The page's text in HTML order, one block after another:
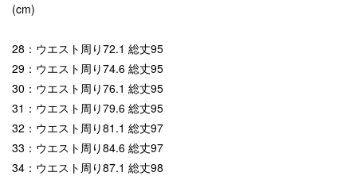
(cm)
28：ウエスト周り72.1 総丈95
29：ウエスト周り74.6 総丈95
30：ウエスト周り76.1 総丈95
31：ウエスト周り79.6 総丈95
32：ウエスト周り81.1 総丈97
33：ウエスト周り84.6 総丈97
34：ウエスト周り87.1 総丈98